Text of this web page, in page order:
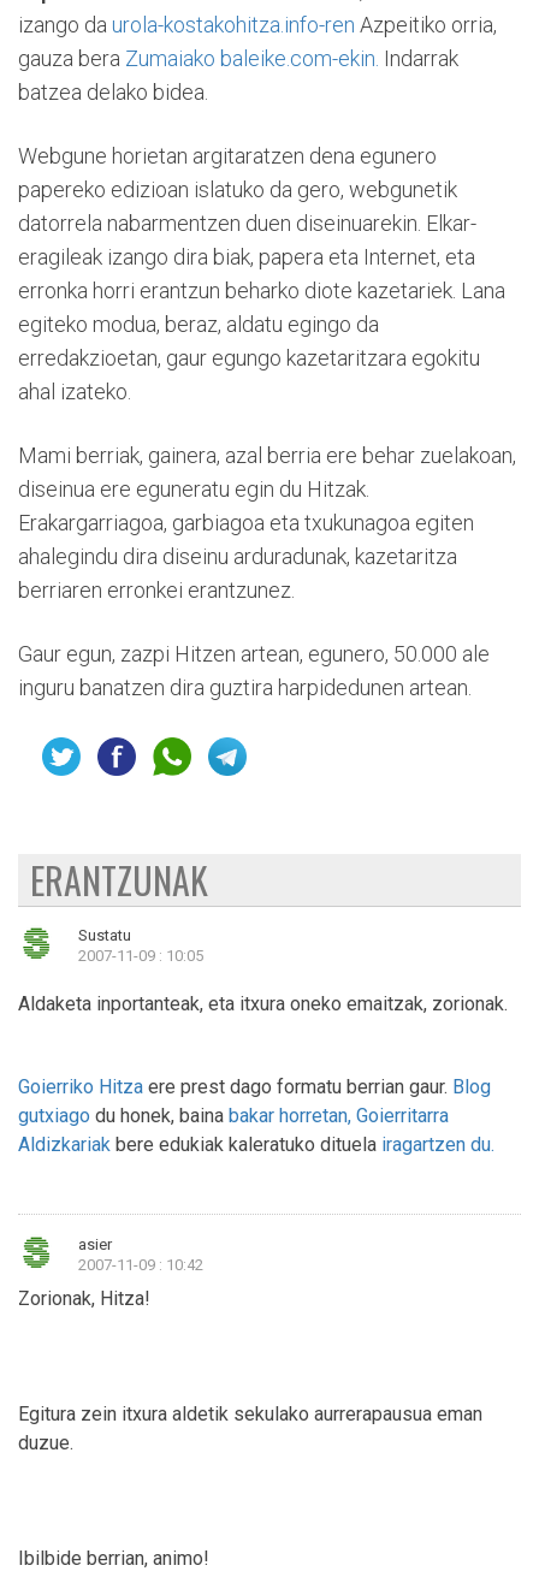
izango da urola-kostakohitza.info-ren Azpeitiko orria,
gauza bera Zumaiako baleike.com-ekin. Indarrak
batzea delako bidea.
Webgune horietan argitaratzen dena egunero
papereko edizioan islatuko da gero, webgunetik
datorrela nabarmentzen duen diseinuarekin. Elkar-
eragileak izango dira biak, papera eta Internet, eta
erronka horri erantzun beharko diote kazetariek. Lana
egiteko modua, beraz, aldatu egingo da
erredakzioetan, gaur egungo kazetaritzara egokitu
ahal izateko.
Mami berriak, gainera, azal berria ere behar zuelakoan,
diseinua ere eguneratu egin du Hitzak.
Erakargarriagoa, garbiagoa eta txukunagoa egiten
ahalegindu dira diseinu arduradunak, kazetaritza
berriaren erronkei erantzunez.
Gaur egun, zazpi Hitzen artean, egunero, 50.000 ale
inguru banatzen dira guztira harpidedunen artean.
ERANTZUNAK
Sustatu
2007-11-09 : 10:05
Aldaketa inportanteak, eta itxura oneko emaitzak, zorionak.
Goierriko Hitza ere prest dago formatu berrian gaur. Blog
gutxiago du honek, baina bakar horretan, Goierritarra
Aldizkariak bere edukiak kaleratuko dituela iragartzen du.
asier
2007-11-09 : 10:42
Zorionak, Hitza!
Egitura zein itxura aldetik sekulako aurrerapausua eman
duzue.
Ibilbide berrian, animo!